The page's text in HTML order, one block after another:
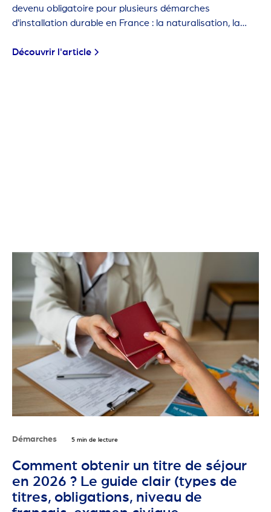
devenu obligatoire pour plusieurs démarches
d'installation durable en France : la naturalisation, la
séjour pluriannuelle.
Découvrir l'article
Démarches 5 min de lecture
Comment obtenir un titre de séjour
en 2026 ? Le guide clair (types de
titres, obligations, niveau de